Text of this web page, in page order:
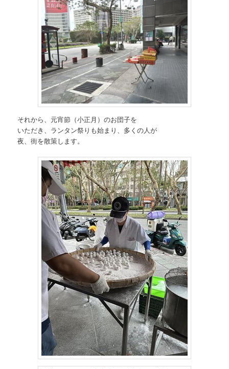
それから、元宵節（小正月）のお団子を
いただき、ランタン祭りも始まり、多くの人が
夜、街を散策します。